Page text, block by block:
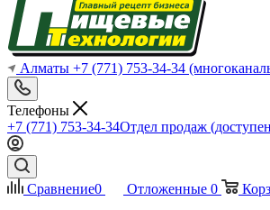
Алматы +7 (771) 753-34-34
Телефоны
+7 (771) 753-34-34Отдел продаж
Сравнение0 Отложенные 0